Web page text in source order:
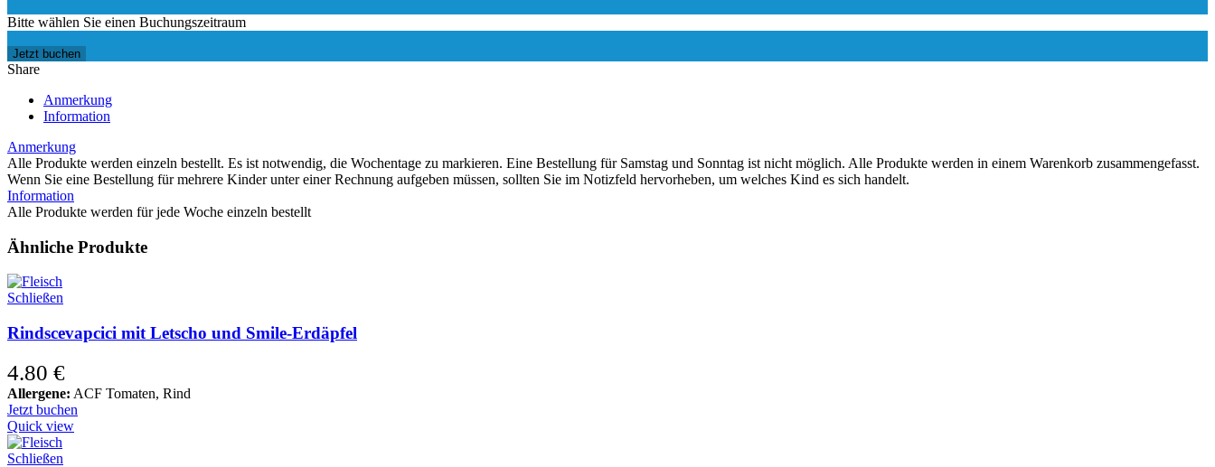
Bitte wählen Sie einen Buchungszeitraum
Jetzt buchen
Share
Anmerkung
Information
Anmerkung
Alle Produkte werden einzeln bestellt. Es ist notwendig, die Wochentage zu markieren. Eine Bestellung für Samstag und Sonntag ist nicht möglich. Alle Produkte werden in einem Warenkorb zusammengefasst.
Wenn Sie eine Bestellung für mehrere Kinder unter einer Rechnung aufgeben müssen, sollten Sie im Notizfeld hervorheben, um welches Kind es sich handelt.
Information
Alle Produkte werden für jede Woche einzeln bestellt
Ähnliche Produkte
Schließen
Rindscevapcici mit Letscho und Smile-Erdäpfel
4.80 €
Allergene: ACF Tomaten, Rind
Jetzt buchen
Quick view
Schließen